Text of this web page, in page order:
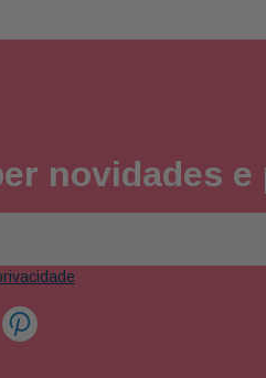
novidades e